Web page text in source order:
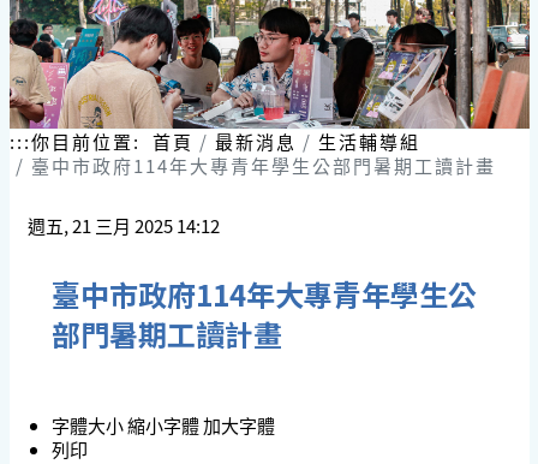
:::你目前位置: 首頁 最新消息
生活輔導組
臺中市政府114年大專青年學生公部門暑期工讀計畫
週五, 21 三月 2025 14:12
臺中市政府114年大專青年學生公
部門暑期工讀計畫
字體大小縮小字體加大字體
列印